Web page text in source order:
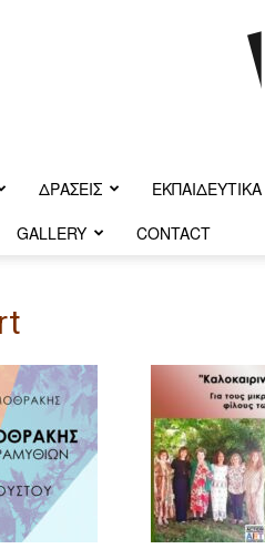
ΔΡΆΣΕΙΣ
GALLERY CONTACT